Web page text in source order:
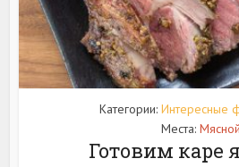
Категории: Интересные
Места: Мясной
Готовим каре